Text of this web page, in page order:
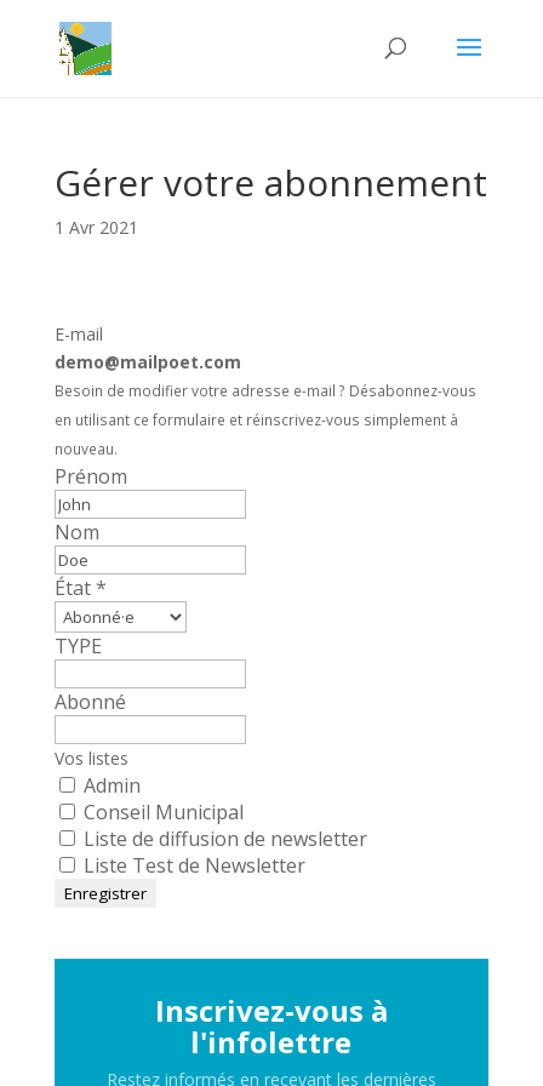
Gérer votre abonnement
1 Avr 2021
E-mail
demo@mailpoet.com
Besoin de modifier votre adresse e-mail ? Désabonnez-vous
en utilisant ce formulaire et réinscrivez-vous simplement à
nouveau.
Prénom
Nom
État*
TYPE
Abonné
Vos listes
Admin
Conseil Municipal
Liste de diffusion de newsletter
Liste Test de Newsletter
Inscrivez-vous à
l'infolettre
Restez informés en recevant les dernières